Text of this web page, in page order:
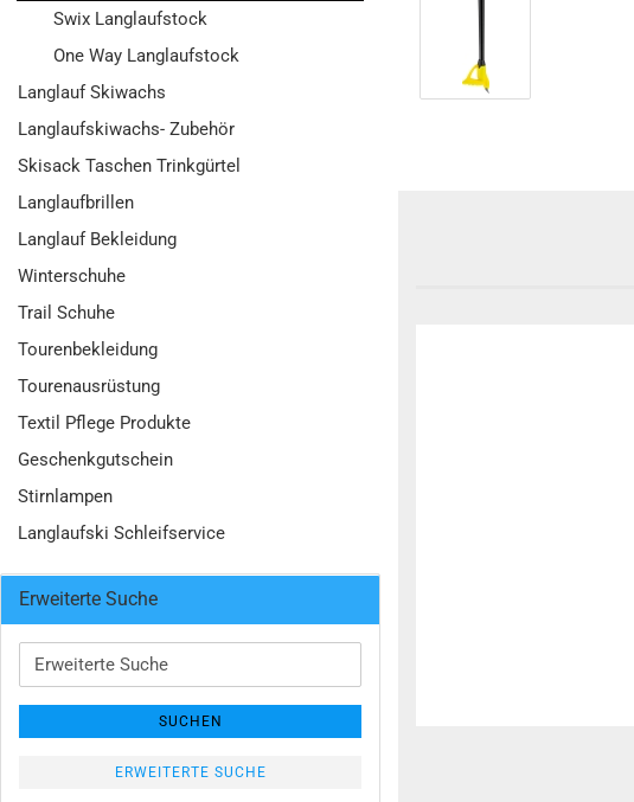
Swix Langlaufstock
One Way Langlaufstock
Langlauf Skiwachs
Langlaufskiwachs- Zubehör
Skisack Taschen Trinkgürtel
Langlaufbrillen
Langlauf Bekleidung
Winterschuhe
Trail Schuhe
Tourenbekleidung
Tourenausrüstung
Textil Pflege Produkte
Geschenkgutschein
Stirnlampen
Langlaufski Schleifservice
Erweiterte Suche
Erweiterte
Suche
SUCHEN
ERWEITERTE SUCHE